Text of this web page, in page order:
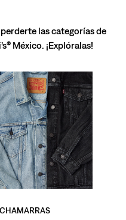
las categorías de
México. ¡Explóralas!
CHAMARRAS